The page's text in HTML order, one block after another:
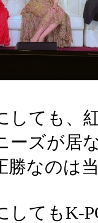
しても、
ーズが居
勝なのは
してもK-